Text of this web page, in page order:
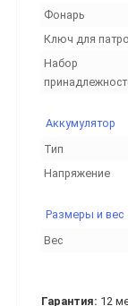
Фонарь
Ключ для
Набор
Аккумулятор
Тип
Напряжение
Размеры и вес
Вес
Гарантия: 12